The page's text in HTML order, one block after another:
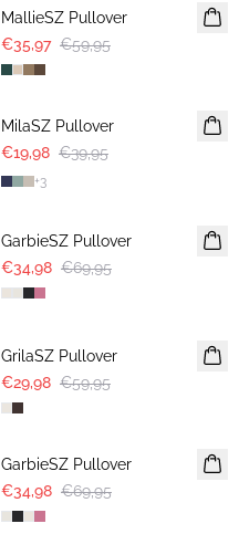
MallieSZ Pullover
€35,97 €59,95
-50%
MilaSZ Pullover
€19,98 €39,95
+3
GarbieSZ Pullover
€34,98 €69,95
GrilaSZ Pullover
€29,98 €59,95
-50%
GarbieSZ Pullover
€34,98 €69,95